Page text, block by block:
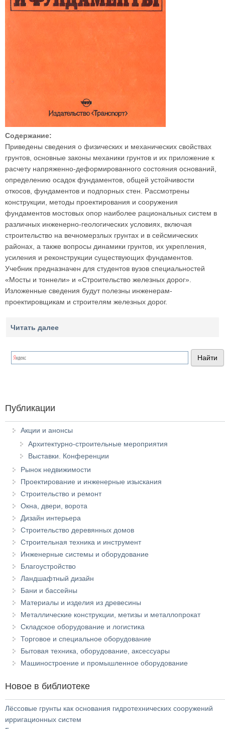
Содержание:
Приведены сведения о физических и механических свойствах
грунтов, основные законы механики грунтов и их приложение к
расчету напряженно-деформированного состояния оснований,
определению осадок фундаментов, общей устойчивости
откосов, фундаментов и подпорных стен. Рассмотрены
конструкции, методы проектирования и сооружения
фундаментов мостовых опор наиболее рациональных систем в
различных инженерно-геологических условиях, включая
строительство на вечномерзлых грунтах и в сейсмических
районах, а также вопросы динамики грунтов, их укрепления,
усиления и реконструкции существующих фундаментов.
Учебник предназначен для студентов вузов специальностей
«Мосты и тоннели» и «Строительство железных дорог».
Изложенные сведения будут полезны инженерам-
проектировщикам и строителям железных дорог.
Читать далее
Публикации
Акции и анонсы
Архитектурно-строительные мероприятия
Выставки. Конференции
Рынок недвижимости
Проектирование и инженерные изыскания
Строительство и ремонт
Окна, двери, ворота
Дизайн интерьера
Строительство деревянных домов
Строительная техника и инструмент
Инженерные системы и оборудование
Благоустройство
Ландшафтный дизайн
Бани и бассейны
Материалы и изделия из древесины
Металлические конструкции, метизы и металлопрокат
Складское оборудование и логистика
Торговое и специальное оборудование
Бытовая техника, оборудование, аксессуары
Машиностроение и промышленное оборудование
Новое в библиотеке
Лёссовые грунты как основания гидротехнических сооружений
ирригационных систем